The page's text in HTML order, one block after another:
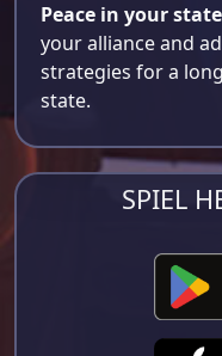
Peace in your
your alliance and
strategies for a
state.
SPIEL